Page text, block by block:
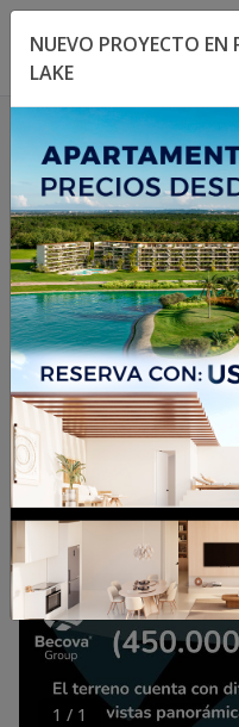
Toggle navigation
1 / 1
NUEVO PROYECTO
LAKE